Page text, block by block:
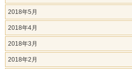
2018年5月
2018年4月
2018年3月
2018年2月